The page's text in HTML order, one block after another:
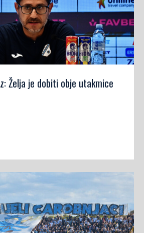
Želja je dobiti obje utakmice